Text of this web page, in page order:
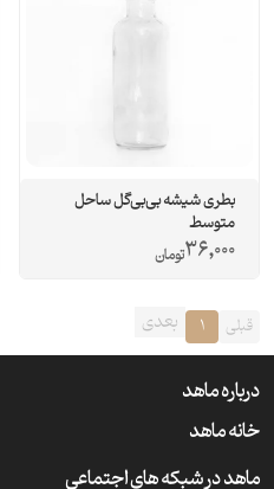
بطری شیشه بی‌بی‌گل ساحل
متوسط
36,000تومان
قبلی 1 بعدی
درباره ماهد
خانه ماهد
ماهد در شبکه های اجتماعی